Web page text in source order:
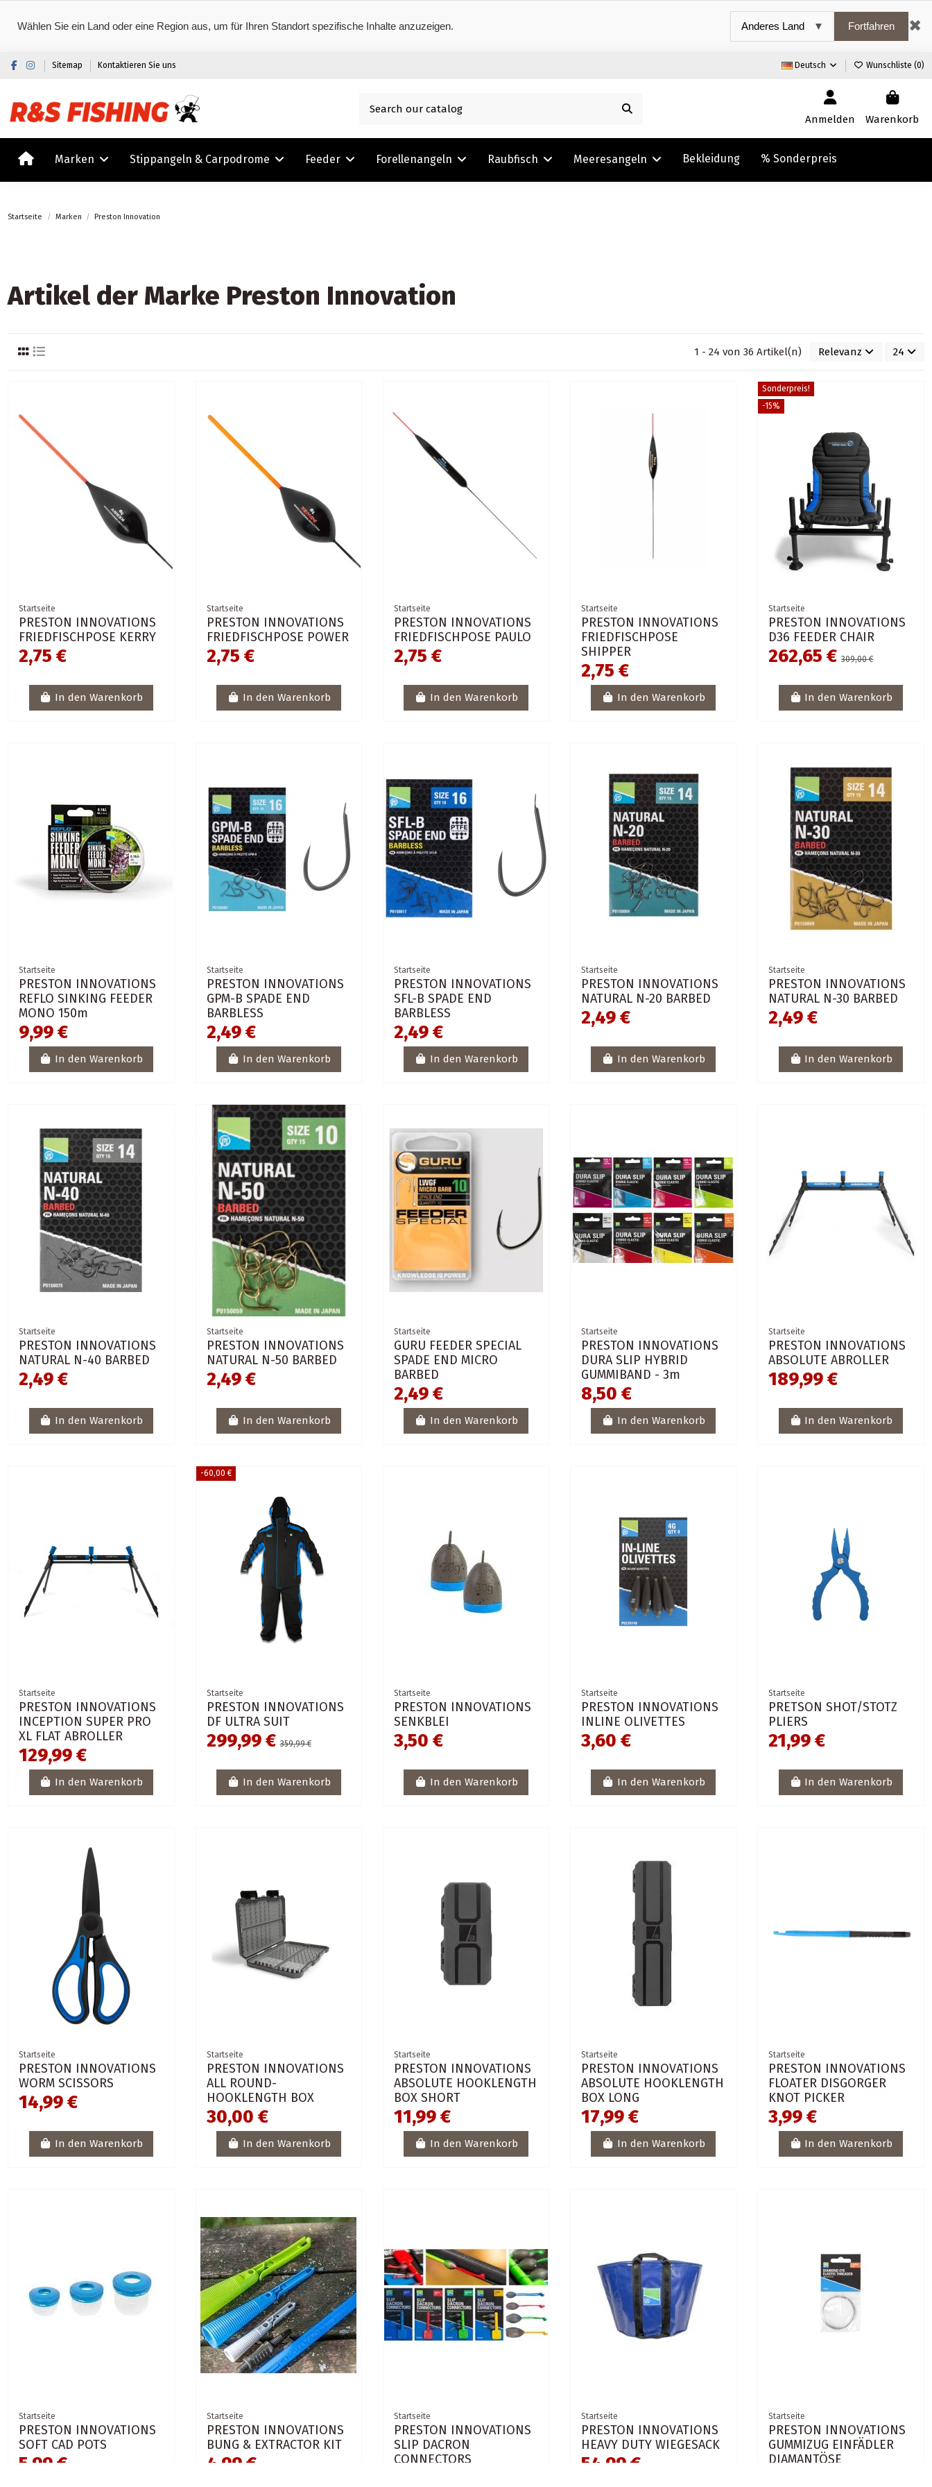
Wählen Sie ein Land oder eine Region aus, um für Ihren Standort spezifische Inhalte anzuzeigen. Fortfahren ✖
Sitemap Kontaktieren Sie uns Deutsch Wunschliste (0)
Anmelden Warenkorb
Marken Stippangeln & Carpodrome Feeder Forellenangeln Raubfisch Meeresangeln Bekleidung % Sonderpreis
Startseite Marken Preston Innovation
Artikel der Marke Preston Innovation
1 - 24 von 36 Artikel(n) Relevanz 24
Startseite
PRESTON INNOVATIONS
FRIEDFISCHPOSE KERRY
2,75 €
In den Warenkorb
Startseite
PRESTON INNOVATIONS
FRIEDFISCHPOSE POWER
2,75 €
In den Warenkorb
Startseite
PRESTON INNOVATIONS
FRIEDFISCHPOSE PAULO
2,75 €
In den Warenkorb
Startseite
PRESTON INNOVATIONS
FRIEDFISCHPOSE
SHIPPER
2,75 €
In den Warenkorb
Sonderpreis!
-15%
Startseite
PRESTON INNOVATIONS
D36 FEEDER CHAIR
262,65 €309,00 €
In den Warenkorb
Startseite
PRESTON INNOVATIONS
REFLO SINKING FEEDER
MONO 150m
9,99 €
In den Warenkorb
Startseite
PRESTON INNOVATIONS
GPM-B SPADE END
BARBLESS
2,49 €
In den Warenkorb
Startseite
PRESTON INNOVATIONS
SFL-B SPADE END
BARBLESS
2,49 €
In den Warenkorb
Startseite
PRESTON INNOVATIONS
NATURAL N-20 BARBED
2,49 €
In den Warenkorb
Startseite
PRESTON INNOVATIONS
NATURAL N-30 BARBED
2,49 €
In den Warenkorb
Startseite
PRESTON INNOVATIONS
NATURAL N-40 BARBED
2,49 €
In den Warenkorb
Startseite
PRESTON INNOVATIONS
NATURAL N-50 BARBED
2,49 €
In den Warenkorb
Startseite
GURU FEEDER SPECIAL
SPADE END MICRO
BARBED
2,49 €
In den Warenkorb
Startseite
PRESTON INNOVATIONS
DURA SLIP HYBRID
GUMMIBAND - 3m
8,50 €
In den Warenkorb
Startseite
PRESTON INNOVATIONS
ABSOLUTE ABROLLER
189,99 €
In den Warenkorb
Startseite
PRESTON INNOVATIONS
INCEPTION SUPER PRO
XL FLAT ABROLLER
129,99 €
In den Warenkorb
-60,00 €
Startseite
PRESTON INNOVATIONS
DF ULTRA SUIT
299,99 €359,99 €
In den Warenkorb
Startseite
PRESTON INNOVATIONS
SENKBLEI
3,50 €
In den Warenkorb
Startseite
PRESTON INNOVATIONS
INLINE OLIVETTES
3,60 €
In den Warenkorb
Startseite
PRETSON SHOT/STOTZ
PLIERS
21,99 €
In den Warenkorb
Startseite
PRESTON INNOVATIONS
WORM SCISSORS
14,99 €
In den Warenkorb
Startseite
PRESTON INNOVATIONS
ALL ROUND-
HOOKLENGTH BOX
30,00 €
In den Warenkorb
Startseite
PRESTON INNOVATIONS
ABSOLUTE HOOKLENGTH
BOX SHORT
11,99 €
In den Warenkorb
Startseite
PRESTON INNOVATIONS
ABSOLUTE HOOKLENGTH
BOX LONG
17,99 €
In den Warenkorb
Startseite
PRESTON INNOVATIONS
FLOATER DISGORGER
KNOT PICKER
3,99 €
In den Warenkorb
Startseite
PRESTON INNOVATIONS
SOFT CAD POTS
5,99 €
Startseite
PRESTON INNOVATIONS
BUNG & EXTRACTOR KIT
4,99 €
Startseite
PRESTON INNOVATIONS
SLIP DACRON
CONNECTORS
Startseite
PRESTON INNOVATIONS
HEAVY DUTY WIEGESACK
54,99 €
Startseite
PRESTON INNOVATIONS
GUMMIZUG EINFÄDLER
DIAMANTÖSE